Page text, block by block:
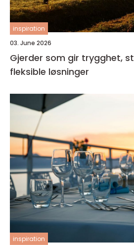
inspiration
03. June 2026
Gjerder som gir trygghet,
fleksible løsninger
inspiration